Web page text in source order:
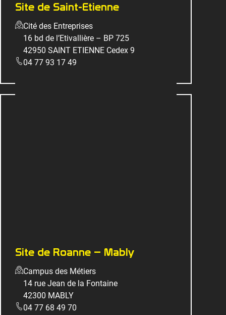
Site de Saint-Etienne
Cité des Entreprises
16 bd de l’Etivallière – BP 725
42950 SAINT ETIENNE Cedex 9
04 77 93 17 49
Site de Roanne – Mably
Campus des Métiers
14 rue Jean de la Fontaine
42300 MABLY
04 77 68 49 70